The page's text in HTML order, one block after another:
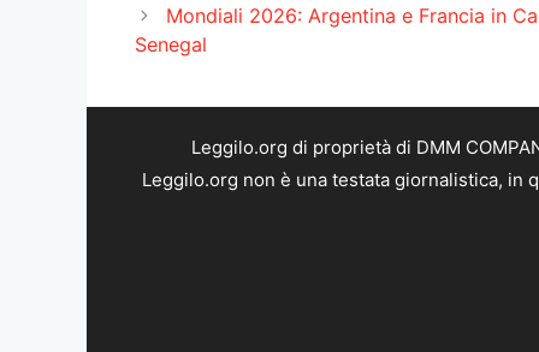
Mondiali 2026: Argentina e Francia in
Senegal
Leggilo.org di proprietà di DMM
Leggilo.org non è una testata giornalistica, in